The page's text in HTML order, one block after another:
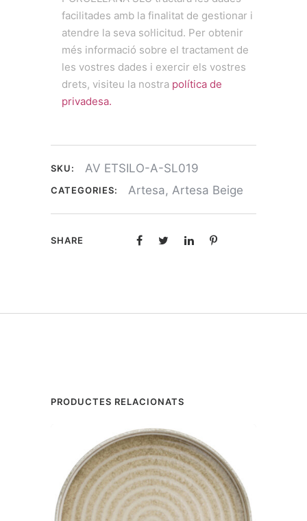
facilitades amb la finalitat de gestionar i
atendre la seva sol·licitud. Per obtenir
més informació sobre el tractament de
les vostres dades i exercir els vostres
drets, visiteu la nostra política de
privadesa.
SKU: AV ETSILO-A-SL019
CATEGORIES: Artesa, Artesa Beige
SHARE
PRODUCTES RELACIONATS